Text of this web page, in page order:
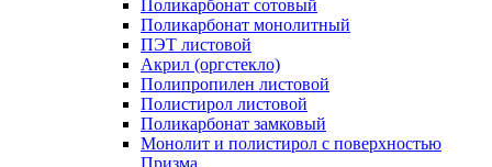
Поликарбонат сотовый
Поликарбонат монолитный
ПЭТ листовой
Акрил (оргстекло)
Полипропилен листовой
Полистирол листовой
Поликарбонат замковый
Монолит и полистирол с поверхностью
Призма